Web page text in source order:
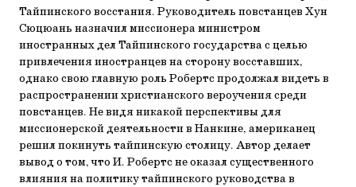
Тайпинского восстания. Руководитель повстанцев Хун
Сюцюань назначил миссионера министром
иностранных дел Тайпинского государства с целью
привлечения иностранцев на сторону восставших,
однако свою главную роль Робертс продолжал видеть в
распространении христианского вероучения среди
повстанцев. Не видя никакой перспективы для
миссионерской деятельности в Нанкине, американец
решил покинуть тайпинскую столицу. Автор делает
вывод о том, что И. Робертс не оказал существенного
влияния на политику тайпинского руководства в